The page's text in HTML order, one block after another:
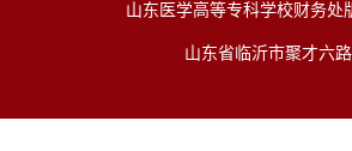
山东医学高等专科学校财务处
山东省临沂市聚才六路